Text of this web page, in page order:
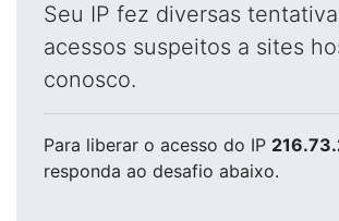
Seu IP fez diversas
acessos suspeitos a sites
conosco.
Para liberar o acesso do IP
responda ao desafio abaixo.